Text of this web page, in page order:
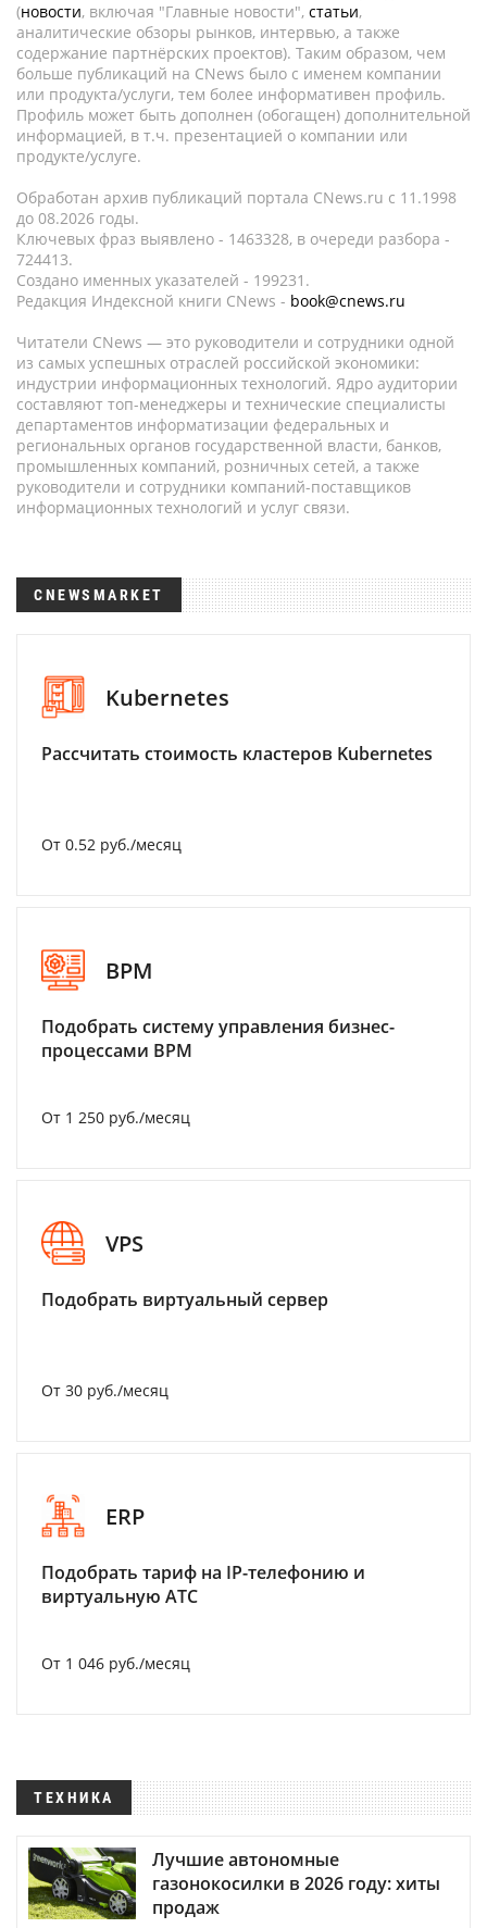
(новости, включая "Главные новости", статьи,
аналитические обзоры рынков, интервью, а также
содержание партнёрских проектов). Таким образом, чем
больше публикаций на CNews было с именем компании
или продукта/услуги, тем более информативен профиль.
Профиль может быть дополнен (обогащен) дополнительной
информацией, в т.ч. презентацией о компании или
продукте/услуге.
Обработан архив публикаций портала CNews.ru c 11.1998
до 08.2026 годы.
Ключевых фраз выявлено - 1463328, в очереди разбора -
724413.
Создано именных указателей - 199231.
Редакция Индексной книги CNews - book@cnews.ru
Читатели CNews — это руководители и сотрудники одной
из самых успешных отраслей российской экономики:
индустрии информационных технологий. Ядро аудитории
составляют топ-менеджеры и технические специалисты
департаментов информатизации федеральных и
региональных органов государственной власти, банков,
промышленных компаний, розничных сетей, а также
руководители и сотрудники компаний-поставщиков
информационных технологий и услуг связи.
CNEWSMARKET
Kubernetes
Рассчитать стоимость кластеров Kubernetes
От 0.52 руб./месяц
BPM
Подобрать систему управления бизнес-
процессами BPM
От 1 250 руб./месяц
VPS
Подобрать виртуальный сервер
От 30 руб./месяц
ERP
Подобрать тариф на IP-телефонию и
виртуальную АТС
От 1 046 руб./месяц
ТЕХНИКА
Лучшие автономные
газонокосилки в 2026 году: хиты
продаж